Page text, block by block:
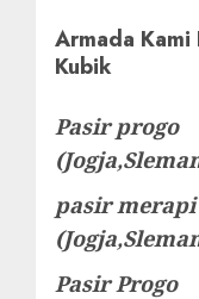
Armada
Kubik
Pasir progo
pasir
Pasir Progo